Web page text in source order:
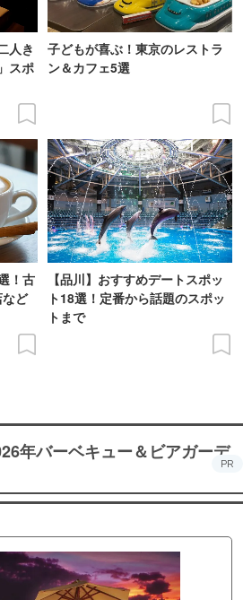
人き
スポ
子どもが喜ぶ！東京のレストラ
ン＆カフェ5選
！古
ど
【品川】おすすめデートスポッ
ト18選！定番から話題のスポッ
トまで
年バーベキュー＆ビアガーデ
PR